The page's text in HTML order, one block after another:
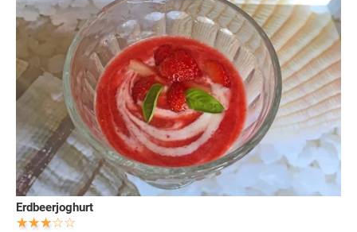
Erdbeerjoghurt